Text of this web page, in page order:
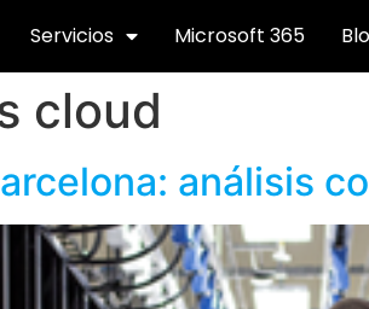
Servicios Microsoft 365
cloud
análisis